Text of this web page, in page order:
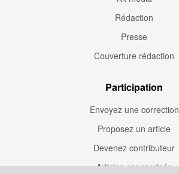
Rédaction
Presse
Couverture rédaction
Participation
Envoyez une correction
Proposez un article
Devenez contributeur
Articles sponsorisés